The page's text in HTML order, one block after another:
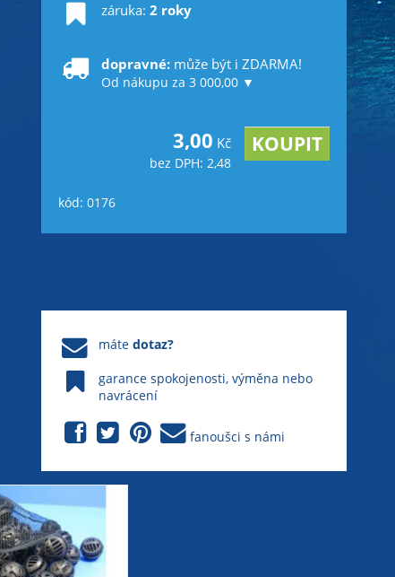
záruka: 2 roky
dopravné: může být i ZDARMA!
Od nákupu za 3 000,00 ▼
3,00 Kč
bez DPH: 2,48
kód: 0176
mátedotaz?
garance spokojenosti, výměna nebo
navrácení
fanoušci s námi